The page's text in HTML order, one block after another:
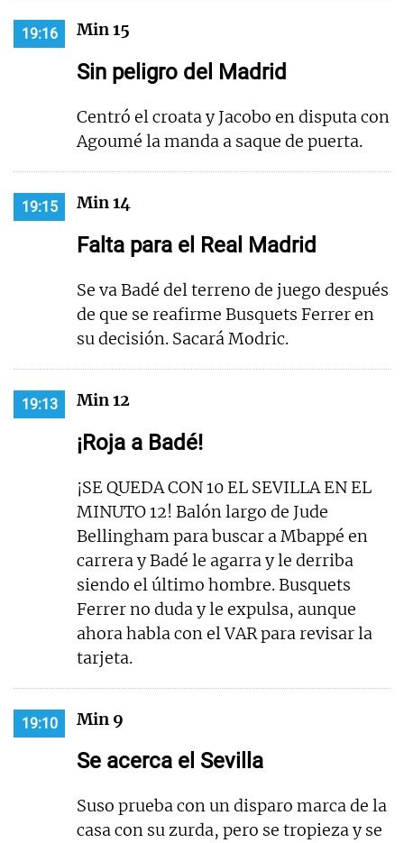
19:16 Min 15
Sin peligro del Madrid
Centró el croata y Jacobo en disputa con
Agoumé la manda a saque de puerta.
19:15 Min 14
Falta para el Real Madrid
Se va Badé del terreno de juego después
de que se reafirme Busquets Ferrer en
su decisión. Sacará Modric.
19:13 Min 12
¡Roja a Badé!
¡SE QUEDA CON 10 EL SEVILLA EN EL
MINUTO 12! Balón largo de Jude
Bellingham para buscar a Mbappé en
carrera y Badé le agarra y le derriba
siendo el último hombre. Busquets
Ferrer no duda y le expulsa, aunque
ahora habla con el VAR para revisar la
tarjeta.
19:10 Min 9
Se acerca el Sevilla
Suso prueba con un disparo marca de la
casa con su zurda, pero se tropieza y se